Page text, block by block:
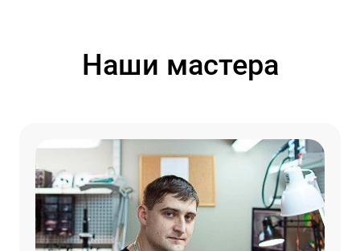
Наши мастера